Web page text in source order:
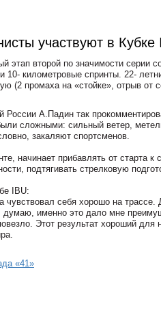
участвуют в Кубке
этап второй по значимости серии
километровые спринты. 22-
(2 промаха на «стойке», отрыв от
А.Падин так
сложными: сильный ветер,
закаляют спортсменов.
начинает прибавлять от старта
подтягивать стрелковую
IBU:
чувствовал себя хорошо на
думаю, именно это дало мне
Этот результат хороший
«41»